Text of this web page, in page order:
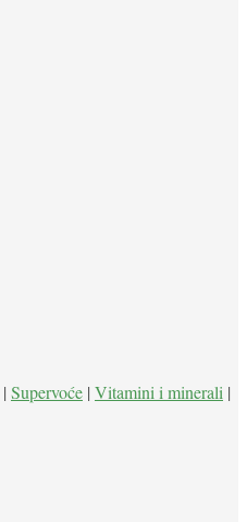
| Supervoće | Vitamini i minerali |